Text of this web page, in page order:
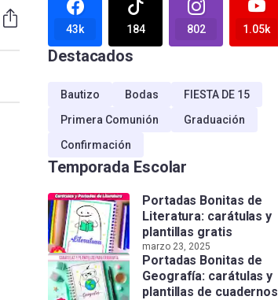
43k 184 802 1.05k
Destacados
Bautizo Bodas
FIESTA DE 15
Primera Comunión
Graduación
Confirmación
Temporada Escolar
Portadas Bonitas de
Literatura: carátulas y
plantillas gratis
marzo 23, 2025
Portadas Bonitas de
Geografía: carátulas y
plantillas de cuadernos